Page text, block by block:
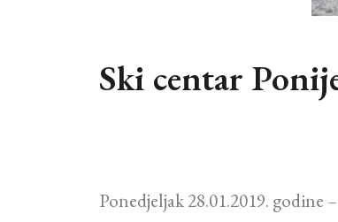
Ski centar
Ponedjeljak 28.01.2019. godine